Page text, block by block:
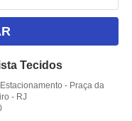
Tecidos
- Praça da
- RJ